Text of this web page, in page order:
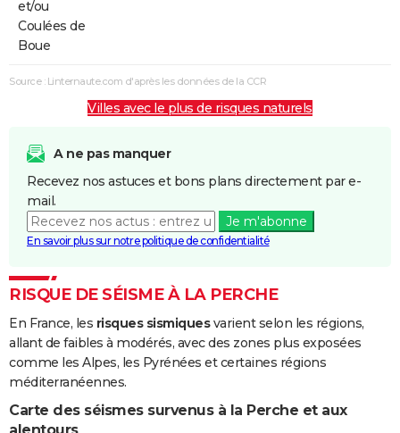
et/ou
Coulées de
Boue
Source : Linternaute.com d'après les données de la CCR
Villes avec le plus de risques naturels
A ne pas manquer
Recevez nos astuces et bons plans directement par e-
mail.
Je m'abonne
En savoir plus sur notre politique de confidentialité
RISQUE DE SÉISME À LA PERCHE
En France, les risques sismiquesvarient selon les régions,
allant de faibles à modérés, avec des zones plus exposées
comme les Alpes, les Pyrénées et certaines régions
méditerranéennes.
Carte des séismes survenus à la Perche et aux
alentours